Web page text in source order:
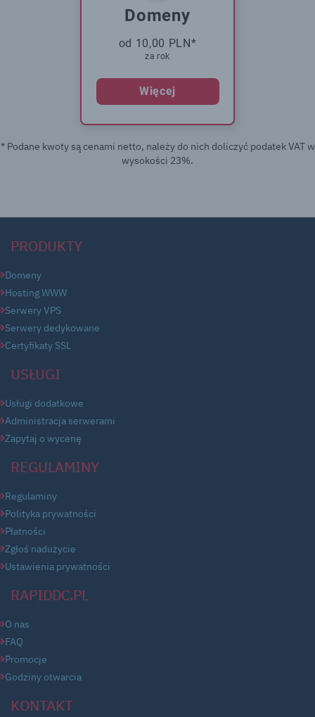
Domeny
od 10,00 PLN*
za rok
Więcej
* Podane kwoty są cenami netto, należy do nich doliczyć podatek VAT w
wysokości 23%.
PRODUKTY
Domeny
Hosting WWW
Serwery VPS
Serwery dedykowane
Certyfikaty SSL
USŁUGI
Usługi dodatkowe
Administracja serwerami
Zapytaj o wycenę
REGULAMINY
Regulaminy
Polityka prywatności
Płatności
Zgłoś nadużycie
Ustawienia prywatności
RAPIDDC.PL
O nas
FAQ
Promocje
Godziny otwarcia
KONTAKT